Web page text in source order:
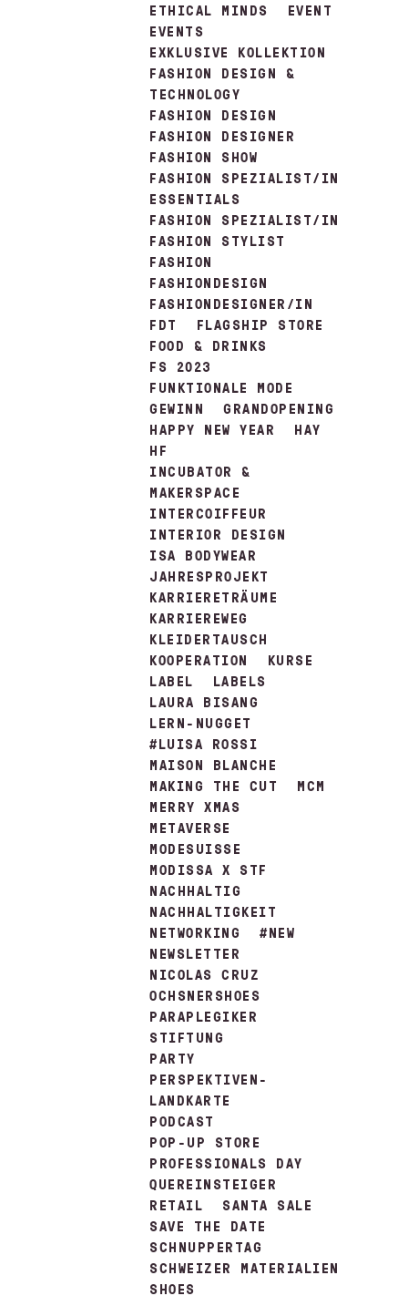
ETHICAL MINDS
EVENT
EVENTS
EXKLUSIVE KOLLEKTION
FASHION DESIGN &
TECHNOLOGY
FASHION DESIGN
FASHION DESIGNER
FASHION SHOW
FASHION SPEZIALIST/IN
ESSENTIALS
FASHION SPEZIALIST/IN
FASHION STYLIST
FASHION
FASHIONDESIGN
FASHIONDESIGNER/IN
FDT
FLAGSHIP STORE
FOOD & DRINKS
FS 2023
FUNKTIONALE MODE
GEWINN
GRANDOPENING
HAPPY NEW YEAR
HAY
HF
INCUBATOR &
MAKERSPACE
INTERCOIFFEUR
INTERIOR DESIGN
ISA BODYWEAR
JAHRESPROJEKT
KARRIERETRÄUME
KARRIEREWEG
KLEIDERTAUSCH
KOOPERATION
KURSE
LABEL
LABELS
LAURA BISANG
LERN-NUGGET
#LUISA ROSSI
MAISON BLANCHE
MAKING THE CUT
MCM
MERRY XMAS
METAVERSE
MODESUISSE
MODISSA X STF
NACHHALTIG
NACHHALTIGKEIT
NETWORKING
#NEW
NEWSLETTER
NICOLAS CRUZ
OCHSNERSHOES
PARAPLEGIKER
STIFTUNG
PARTY
PERSPEKTIVEN-
LANDKARTE
PODCAST
POP-UP STORE
PROFESSIONALS DAY
QUEREINSTEIGER
RETAIL
SANTA SALE
SAVE THE DATE
SCHNUPPERTAG
SCHWEIZER MATERIALIEN
SHOES